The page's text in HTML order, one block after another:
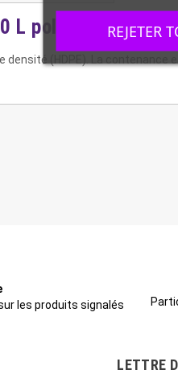
L polyéthylène sur
(HDPE). La
les produits signalés
LETTRE
REJETER